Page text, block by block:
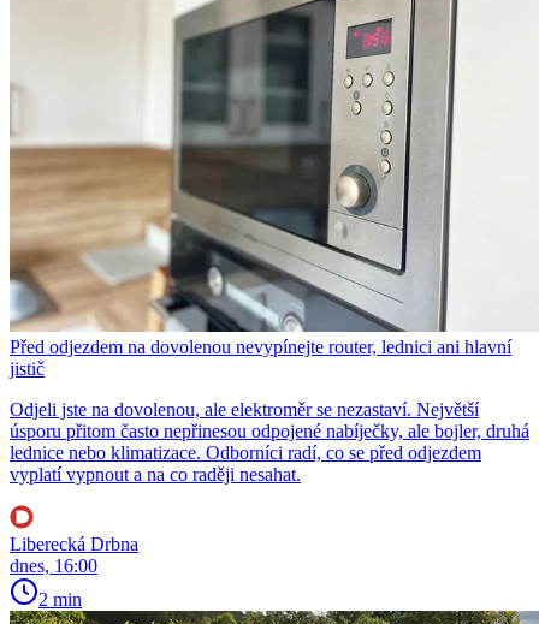
Před odjezdem na dovolenou nevypínejte router, lednici ani hlavní
jistič
Odjeli jste na dovolenou, ale elektroměr se nezastaví. Největší
úsporu přitom často nepřinesou odpojené nabíječky, ale bojler, druhá
lednice nebo klimatizace. Odborníci radí, co se před odjezdem
vyplatí vypnout a na co raději nesahat.
Liberecká Drbna
dnes, 16:00
2 min